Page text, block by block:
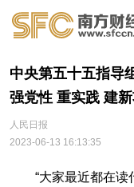
中央第五十五指
强党性 重实践 建新
人民日报
2023-06-13 16:13:35
“大家最近都在读